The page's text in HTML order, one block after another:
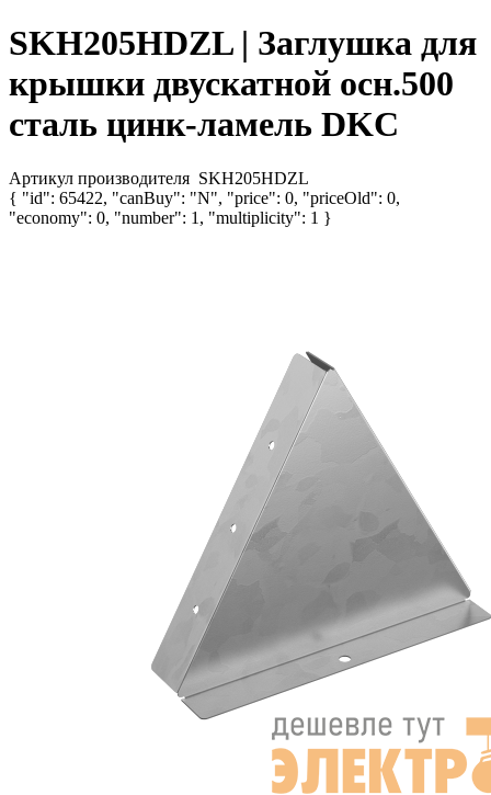
SKH205HDZL | Заглушка для
крышки двускатной осн.500
сталь цинк-ламель DKC
Артикул производителя SKH205HDZL
{ "id": 65422, "canBuy": "N", "price": 0, "priceOld": 0,
"economy": 0, "number": 1, "multiplicity": 1 }